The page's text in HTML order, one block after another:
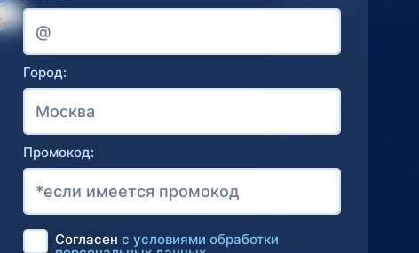
Город:
Промокод:
Согласен с условиями обработки